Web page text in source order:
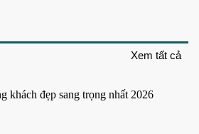
Xem tất cả